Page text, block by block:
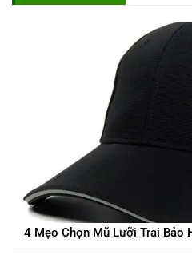
4 Mẹo Chọn Mũ Lưỡi Trai Bảo